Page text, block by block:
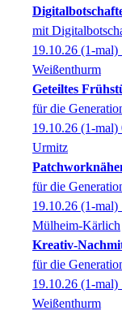
mit
19.10.26 (1-mal)
Weißenthurm
Geteiltes
für die
19.10.26 (1-mal)
Urmitz
für die
19.10.26 (1-mal)
Mülheim-Kärlich
Kreativ-
für die
19.10.26 (1-mal)
Weißenthurm